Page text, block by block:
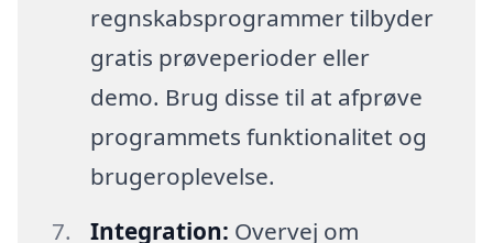
regnskabsprogrammer tilbyder
gratis prøveperioder eller
demo. Brug disse til at afprøve
programmets funktionalitet og
brugeroplevelse.
Integration: Overvej om